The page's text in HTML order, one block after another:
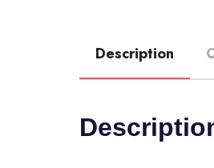
Description